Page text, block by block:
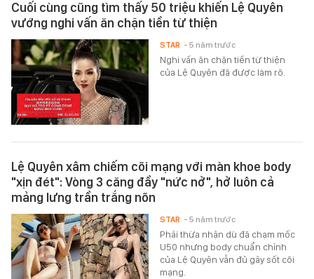
Cuối cùng cũng tìm thấy 50 triệu khiến Lệ Quyên
vướng nghi vấn ăn chặn tiền từ thiện
Nghi vấn ăn chặn tiền từ thiện
của Lệ Quyên đã được làm rõ.
STAR - 5 năm trước
Lệ Quyên xâm chiếm cõi mạng với màn khoe body
"xịn đét": Vòng 3 căng đầy "nức nở", hở luôn cả
mảng lưng trần trắng nõn
Phải thừa nhận dù đã chạm mốc
U50 nhưng body chuẩn chỉnh
của Lệ Quyên vẫn đủ gây sốt cõi
mạng.
STAR - 5 năm trước